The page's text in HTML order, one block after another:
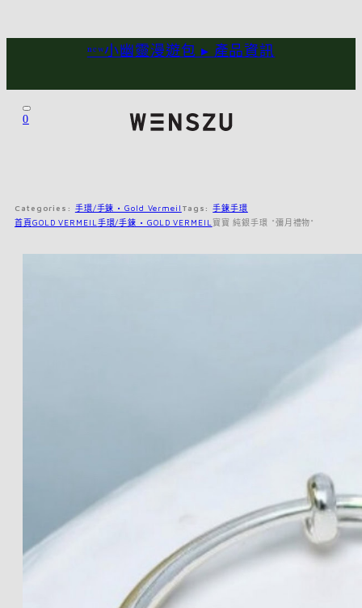
ⁿᵉʷ小幽靈漫遊包 ▸ 產品資訊
0
Categories: 手環/手鍊 • Gold Vermeil Tags:手鍊手環
首頁GOLD VERMEIL 手環/手鍊 • GOLD VERMEIL 寶寶 純銀手環 *彌月禮物*